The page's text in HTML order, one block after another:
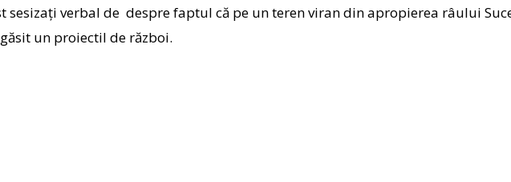
verbal de despre faptul că pe un teren viran din apropierea râului
un proiectil de război.